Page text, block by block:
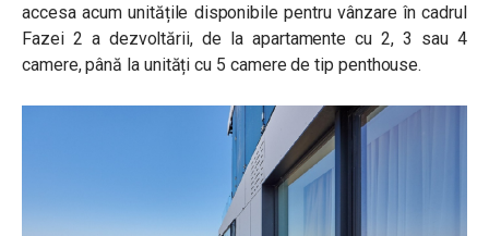
accesa acum unitățile disponibile pentru vânzare în cadrul
Fazei 2 a dezvoltării, de la apartamente cu 2, 3 sau 4
camere, până la unități cu 5 camere de tip penthouse.